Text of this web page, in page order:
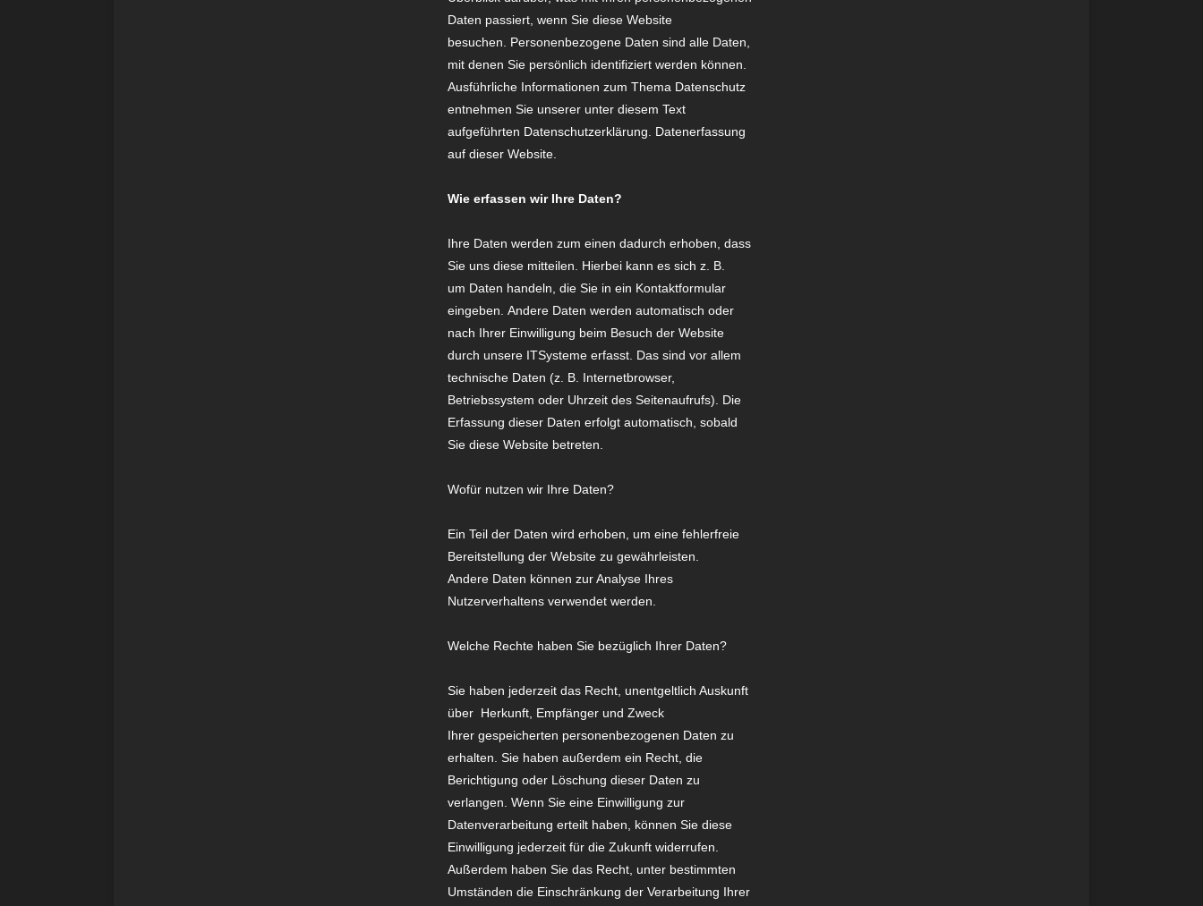
Daten passiert, wenn Sie diese Website
besuchen. Personenbezogene Daten sind alle Daten,
mit denen Sie persönlich identifiziert werden können.
Ausführliche Informationen zum Thema Datenschutz
entnehmen Sie unserer unter diesem Text
aufgeführten Datenschutzerklärung. Datenerfassung
auf dieser Website.
Wie erfassen wir Ihre Daten?
Ihre Daten werden zum einen dadurch erhoben, dass
Sie uns diese mitteilen. Hierbei kann es sich z. B.
um Daten handeln, die Sie in ein Kontaktformular
eingeben. Andere Daten werden automatisch oder
nach Ihrer Einwilligung beim Besuch der Website
durch unsere ITSysteme erfasst. Das sind vor allem
technische Daten (z. B. Internetbrowser,
Betriebssystem oder Uhrzeit des Seitenaufrufs). Die
Erfassung dieser Daten erfolgt automatisch, sobald
Sie diese Website betreten.
Wofür nutzen wir Ihre Daten?
Ein Teil der Daten wird erhoben, um eine fehlerfreie
Bereitstellung der Website zu gewährleisten.
Andere Daten können zur Analyse Ihres
Nutzerverhaltens verwendet werden.
Welche Rechte haben Sie bezüglich Ihrer Daten?
Sie haben jederzeit das Recht, unentgeltlich Auskunft
über Herkunft, Empfänger und Zweck
Ihrer gespeicherten personenbezogenen Daten zu
erhalten. Sie haben außerdem ein Recht, die
Berichtigung oder Löschung dieser Daten zu
verlangen. Wenn Sie eine Einwilligung zur
Datenverarbeitung erteilt haben, können Sie diese
Einwilligung jederzeit für die Zukunft widerrufen.
Außerdem haben Sie das Recht, unter bestimmten
Umständen die Einschränkung der Verarbeitung Ihrer